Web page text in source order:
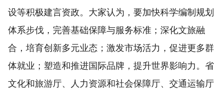
设等积极建言资政。大家认为，要加快科学编制规划
体系步伐，完善基础保障与服务标准；深化文旅融
合，培育创新多元业态；激发市场活力，促进更多群
体就业；塑造和推进国际品牌，提升世界影响力。省
文化和旅游厅、人力资源和社会保障厅、交通运输厅